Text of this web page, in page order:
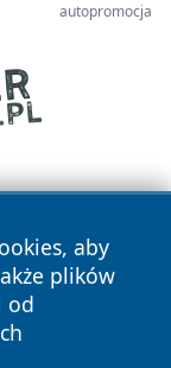
autopromocja
aby
plików
od
prawa